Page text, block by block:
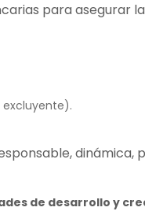
para asegurar
excluyente).
de desarrollo y